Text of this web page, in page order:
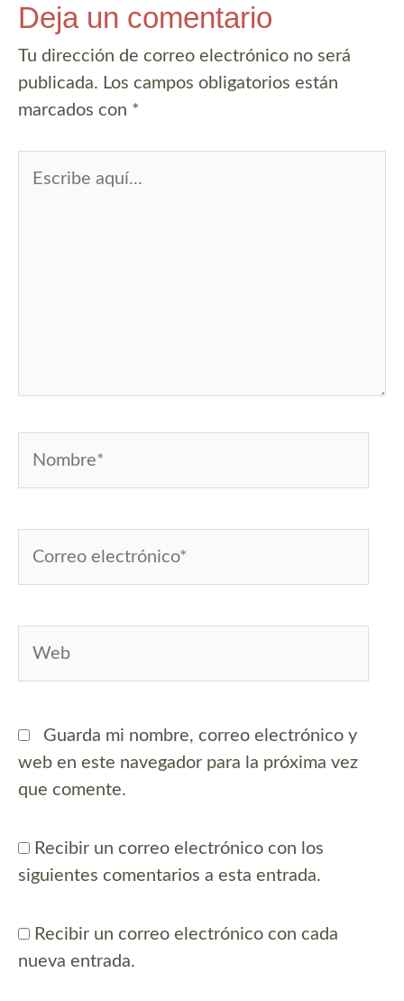
Deja un comentario
Tu dirección de correo electrónico no será
publicada. Los campos obligatorios están
marcados con *
Guarda mi nombre, correo electrónico y
web en este navegador para la próxima vez
que comente.
Recibir un correo electrónico con los
siguientes comentarios a esta entrada.
Recibir un correo electrónico con cada
nueva entrada.